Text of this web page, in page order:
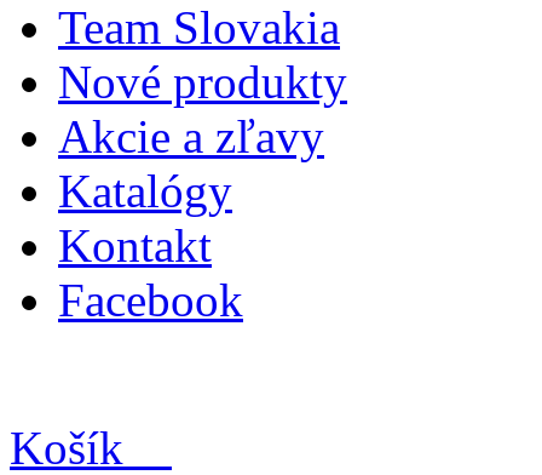
Team Slovakia
Nové produkty
Akcie a zľavy
Katalógy
Kontakt
Facebook
Košík